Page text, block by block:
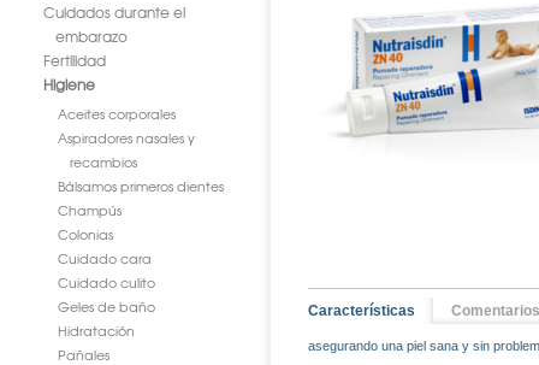
Cuidados durante el
embarazo
Fertilidad
Higiene
Aceites corporales
Aspiradores nasales y
recambios
Bálsamos primeros dientes
Champús
Colonias
Cuidado cara
Cuidado culito
Geles de baño
Hidratación
Pañales
Características Comentarios
asegurando una piel sana y sin